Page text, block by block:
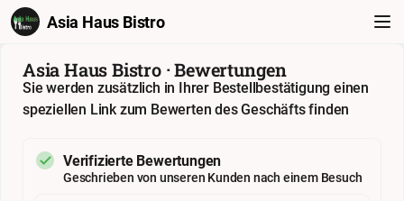
Asia Haus Bistro
Asia Haus Bistro · Bewertungen
Sie werden zusätzlich in Ihrer Bestellbestätigung einen
speziellen Link zum Bewerten des Geschäfts finden
Verifizierte Bewertungen
Geschrieben von unseren Kunden nach einem Besuch